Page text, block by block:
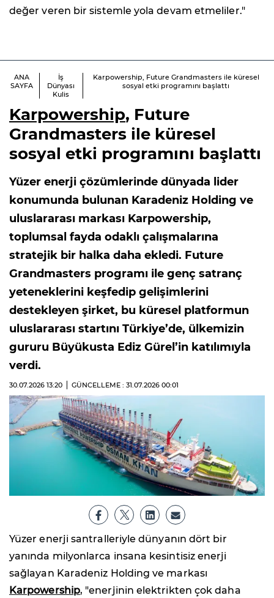
değer veren bir sistemle yola devam etmeliler."
ANA
SAYFA
İş
Dünyası
Kulis
Karpowership, Future Grandmasters ile küresel
sosyal etki programını başlattı
Karpowership, Future
Grandmasters ile küresel
sosyal etki programını başlattı
Yüzer enerji çözümlerinde dünyada lider
konumunda bulunan Karadeniz Holding ve
uluslararası markası Karpowership,
toplumsal fayda odaklı çalışmalarına
stratejik bir halka daha ekledi. Future
Grandmasters programı ile genç satranç
yeteneklerini keşfedip gelişimlerini
destekleyen şirket, bu küresel platformun
uluslararası startını Türkiye’de, ülkemizin
gururu Büyükusta Ediz Gürel’in katılımıyla
verdi.
30.07.2026 13:20 GÜNCELLEME : 31.07.2026 00:01
Yüzer enerji santralleriyle dünyanın dört bir
yanında milyonlarca insana kesintisiz enerji
sağlayan Karadeniz Holding ve markası
Karpowership, "enerjinin elektrikten çok daha